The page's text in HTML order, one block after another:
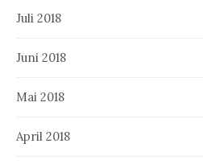
Juli 2018
Juni 2018
Mai 2018
April 2018